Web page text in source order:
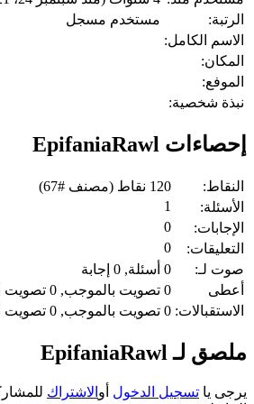
الرتبة:
مستخدم مسجل
الاسم الكامل:
المكان:
الموفع:
نبذة شخصية:
إحصاءات EpifaniaRawl
النقاط: 120 نقاط (مصنف #67
)
الأسئلة:
1
الإجابات:
0
التعليقات:
0
صوت لـ:
0 أسئلة, 0 إجابة
أعطى
0 تصويت بالموجب, 0 تصويت
الاستقبالات: 0 تصويت بالموجب, 0 تصويت
ملصق لـ EpifaniaRawl
يرجى يا تسجيل الدخول أو الاشتراك